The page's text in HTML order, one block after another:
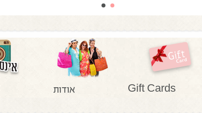
Gift Cards אודות